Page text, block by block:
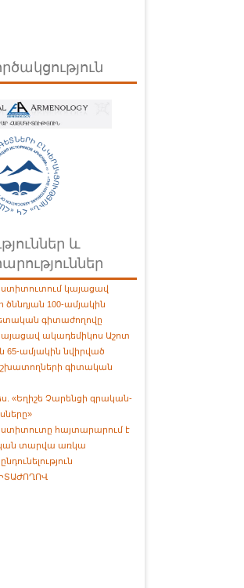
և
կայացավ
100-ամյակին
գիտաժողովը
ակադեմիկոս Աշոտ
65-ամյակին նվիրված
գիտական
«Եղիշե Չարենցի գրական-
հայտարարում է
տարվա առկա